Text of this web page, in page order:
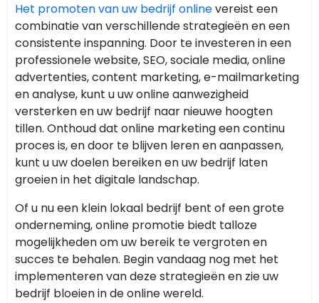
Het promoten van uw bedrijf onlinevereist een
combinatie van verschillende strategieën en een
consistente inspanning. Door te investeren in een
professionele website, SEO, sociale media, online
advertenties, content marketing, e-mailmarketing
en analyse, kunt u uw online aanwezigheid
versterken en uw bedrijf naar nieuwe hoogten
tillen. Onthoud dat online marketing een continu
proces is, en door te blijven leren en aanpassen,
kunt u uw doelen bereiken en uw bedrijf laten
groeien in het digitale landschap.
Of u nu een klein lokaal bedrijf bent of een grote
onderneming, online promotie biedt talloze
mogelijkheden om uw bereik te vergroten en
succes te behalen. Begin vandaag nog met het
implementeren van deze strategieën en zie uw
bedrijf bloeien in de online wereld.